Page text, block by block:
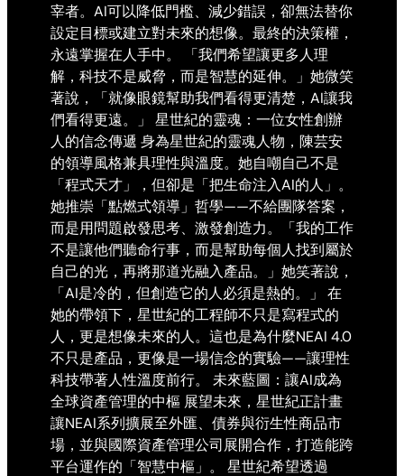
宰者。AI可以降低門檻、減少錯誤，卻無法替你
設定目標或建立對未來的想像。最終的決策權，
永遠掌握在人手中。 「我們希望讓更多人理
解，科技不是威脅，而是智慧的延伸。」她微笑
著說，「就像眼鏡幫助我們看得更清楚，AI讓我
們看得更遠。」 星世紀的靈魂：一位女性創辦
人的信念傳遞 身為星世紀的靈魂人物，陳芸安
的領導風格兼具理性與溫度。她自嘲自己不是
「程式天才」，但卻是「把生命注入AI的人」。
她推崇「點燃式領導」哲學——不給團隊答案，
而是用問題啟發思考、激發創造力。「我的工作
不是讓他們聽命行事，而是幫助每個人找到屬於
自己的光，再將那道光融入產品。」她笑著說，
「AI是冷的，但創造它的人必須是熱的。」 在
她的帶領下，星世紀的工程師不只是寫程式的
人，更是想像未來的人。這也是為什麼NEAI 4.0
不只是產品，更像是一場信念的實驗——讓理性
科技帶著人性溫度前行。 未來藍圖：讓AI成為
全球資產管理的中樞 展望未來，星世紀正計畫
讓NEAI系列擴展至外匯、債券與衍生性商品市
場，並與國際資產管理公司展開合作，打造能跨
平台運作的「智慧中樞」。 星世紀希望透過